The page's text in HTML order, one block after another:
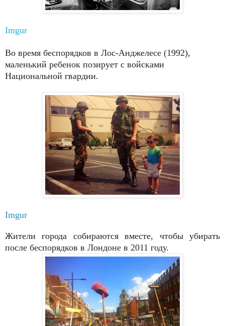
Imgur
Во время беспорядков в Лос-Анджелесе (1992),
маленький ребенок позирует с войсками
Национальной гвардии.
Imgur
Жители города собираются вместе, чтобы убирать
после беспорядков в Лондоне в 2011 году.